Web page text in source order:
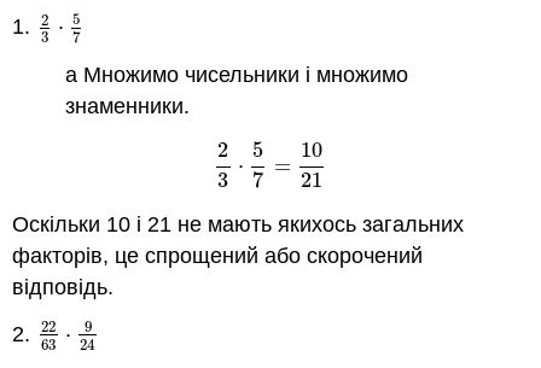
1.
2
3 ⋅ 5
7
23⋅ 57
а Множимо чисельники і множимо
знаменники.
2
3
⋅
5
7
=
10
21
23 ⋅ 57 =1021
Оскільки 10 і 21 не мають якихось загальних
факторів, це спрощений або скорочений
відповідь.
2.
22
63 ⋅
9
24
22 63⋅9